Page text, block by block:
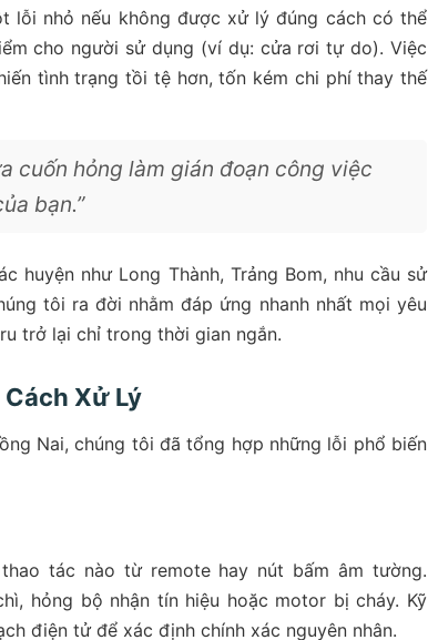
lỗi nhỏ nếu không được xử lý đúng cách có thể
cho người sử dụng (ví dụ: cửa rơi tự do). Việc
tình trạng tồi tệ hơn, tốn kém chi phí thay thế
cuốn hỏng làm gián đoạn công việc
bạn.”
huyện như Long Thành, Trảng Bom, nhu cầu sử
tôi ra đời nhằm đáp ứng nhanh nhất mọi yêu
trở lại chỉ trong thời gian ngắn.
Xử Lý
Nai, chúng tôi đã tổng hợp những lỗi phổ biến
tác nào từ remote hay nút bấm âm tường.
hỏng bộ nhận tín hiệu hoặc motor bị cháy. Kỹ
điện tử để xác định chính xác nguyên nhân.